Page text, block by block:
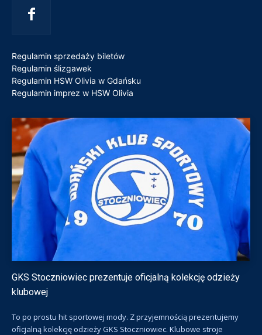
Regulamin sprzedaży biletów
Regulamin ślizgawek
Regulamin HSW Olivia w Gdańsku
Regulamin imprez w HSW Olivia
GKS Stoczniowiec prezentuje oficjalną kolekcję odzieży
klubowej
To po prostu hit sportowej mody. Z przyjemnością prezentujemy
oficjalną kolekcję odzieży GKS Stoczniowiec. Klubowe stroje